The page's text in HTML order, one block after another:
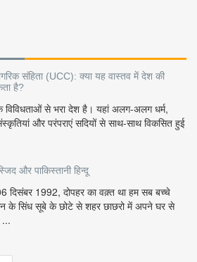
संहिता (UCC): क्या यह वास्तव में देश की
है?
विविधताओं से भरा देश है। यहां अलग-अलग धर्म,
और परंपराएं सदियों से साथ-साथ विकसित हुई
और पाकिस्तानी हिन्दू
दिसंबर 1992, दोपहर का वक़्त था हम सब बच्चे
के सिंध सूबे के छोटे से शहर छाछरो में अपने घर से
...